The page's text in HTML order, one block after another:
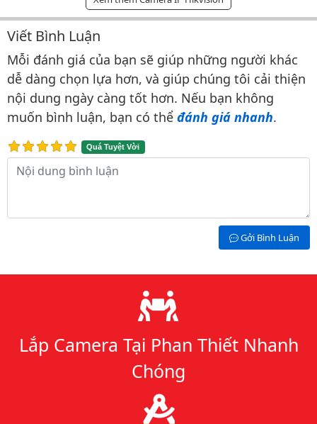
Bình luận & Đánh giá
Viết Bình Luận
Mỗi đánh giá của bạn sẽ giúp những người khác
dễ dàng chọn lựa hơn, và giúp chúng tôi cải thiện
nội dung ngày càng tốt hơn. Nếu bạn không
muốn bình luận, bạn có thể đánh giá nhanh.
Quá Tuyệt Vời
Nội dung bình luận
Gởi Bình Luận
Lý do chọn chúng tôi
Lắp Camera Tại Phan Thiết Nhanh
Chóng